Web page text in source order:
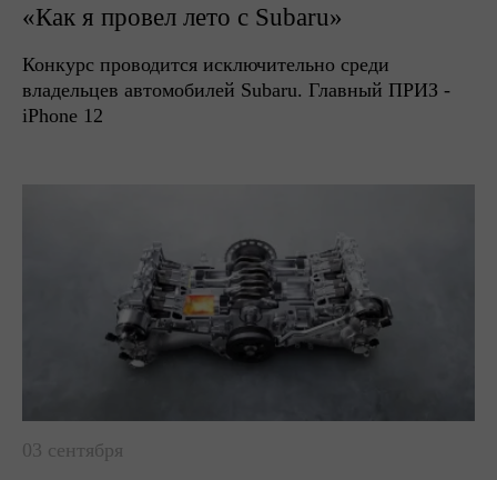
«Как я провел лето с Subaru»
Конкурс проводится исключительно среди
владельцев автомобилей Subaru. Главный ПРИЗ -
iPhone 12
03 сентября